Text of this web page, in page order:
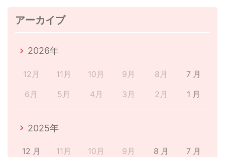
アーカイブ
2026年
12月 11月 10月 9月 8月 7 月
6月 5月 4月 3月 2月 1 月
2025年
12 月 11月 10月 9月 8 月 7 月